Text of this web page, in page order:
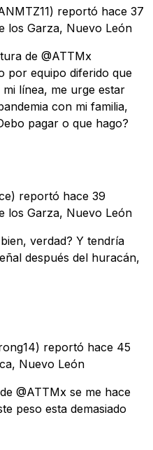
reportó hace 37
los Garza, Nuevo León
de @ATTMx
por equipo diferido que
línea, me urge estar
con mi familia,
pagar o que hago?
reportó hace 39
los Garza, Nuevo León
verdad? Y tendría
después del huracán,
reportó hace 45
Nuevo León
@ATTMx se me hace
peso esta demasiado